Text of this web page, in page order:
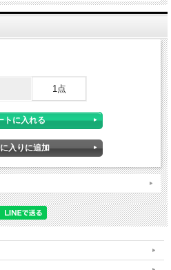
1点